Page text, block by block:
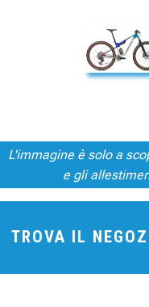
L'immagine è solo a
e gli
TROVA IL